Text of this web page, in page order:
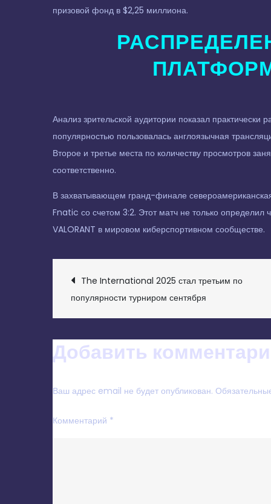
призовой фонд в $2,25 миллиона.
Анализ зрительской аудитории показал
популярностью пользовалась англоязычная
Второе и третье места по количеству просмотров
соответственно.
В захватывающем гранд-финале
Fnatic со счетом 3:2. Этот матч не только
VALORANT в мировом киберспортивном сообществе.
НАВИГАЦИЯ
ПО
ЗАПИСЯМ
The International 2025 стал третьим по
популярности турниром сентября
Добавить
Ваш адрес email не будет опубликован.
Комментарий *